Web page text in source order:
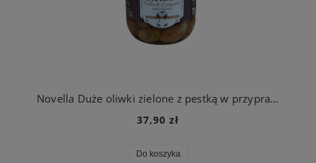
Novella Duże oliwki zielone z pestką w przyprawach GIGANTI1062 ml
37,90 zł
Do koszyka